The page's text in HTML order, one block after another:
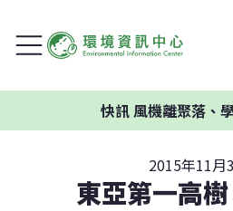
風機離聚落、學校過
2015年11月
東亞第一高